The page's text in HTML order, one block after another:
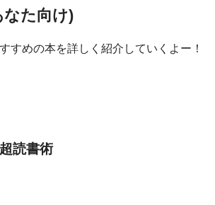
た向け)
すめの本を詳しく紹介していくよー！
読書術